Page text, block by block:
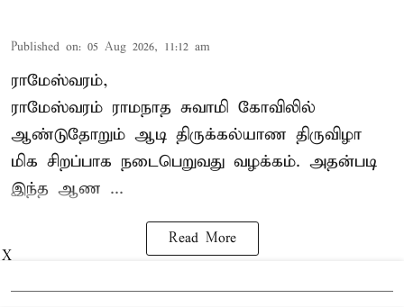
Published on: 05 Aug 2026, 11:12 am
ராமேஸ்வரம்,
ராமேஸ்வரம் ராமநாத சுவாமி கோவிலில்
ஆண்டுதோறும் ஆடி திருக்கல்யாண திருவிழா
மிக சிறப்பாக நடைபெறுவது வழக்கம். அதன்படி
இந்த ஆண ...
Read More
X